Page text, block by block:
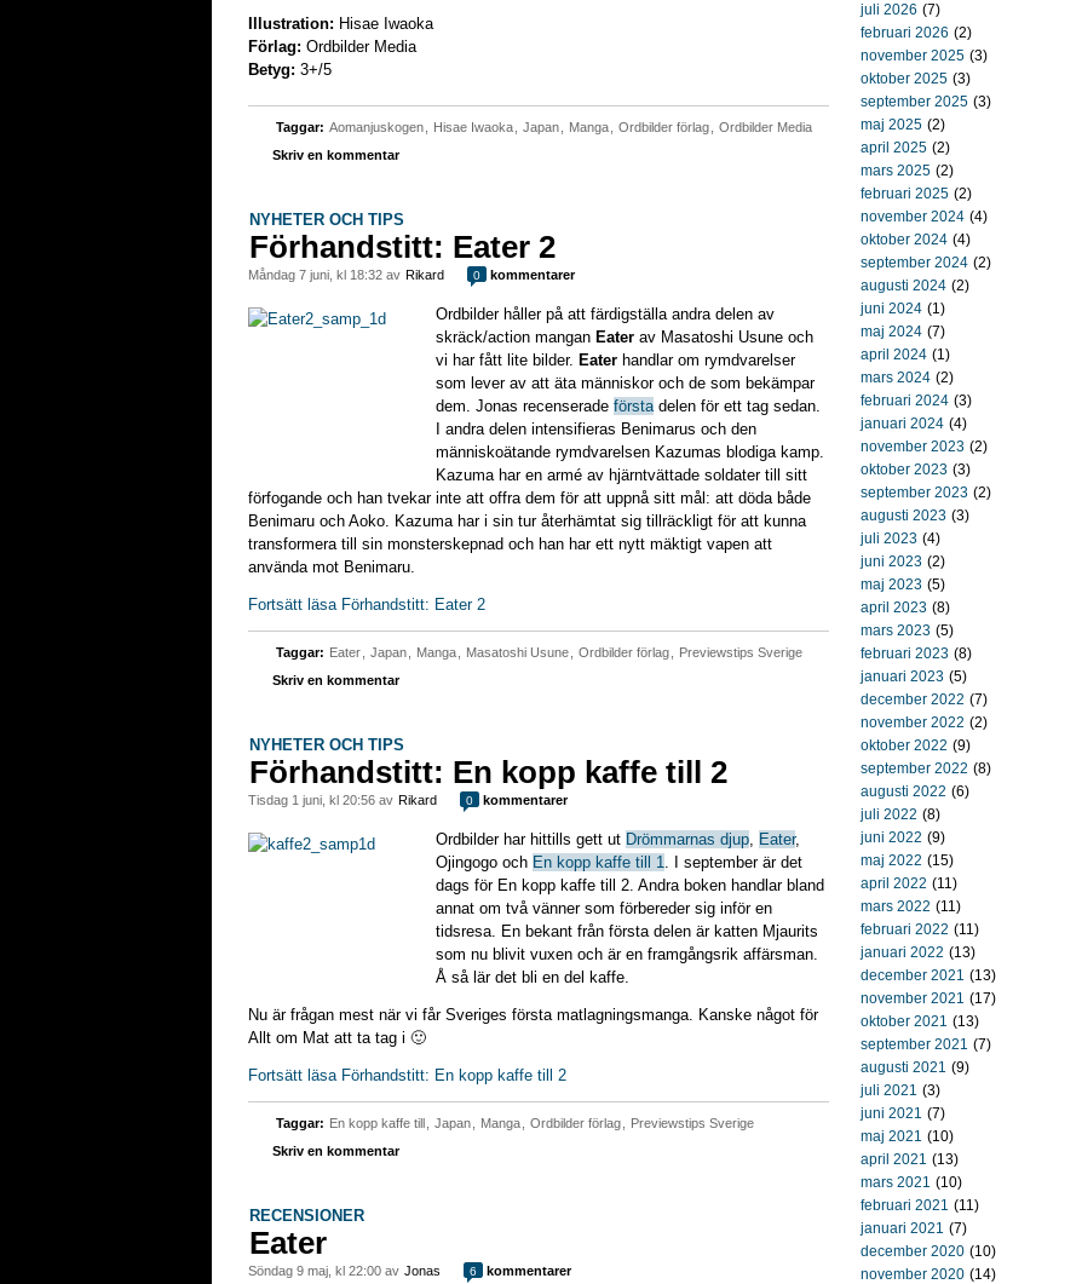
Illustration: Hisae Iwaoka
Förlag: Ordbilder Media
Betyg: 3+/5
Taggar: Aomanjuskogen Hisae Iwaoka Japan Manga Ordbilder förlag
Ordbilder Media
Skriv en kommentar
NYHETER OCH TIPS
Förhandstitt: Eater 2
måndag 7 juni, kl 18:32 av Rikard 0 kommentarer
Ordbilder håller på att färdigställa andra delen av
skräck/action mangan Eater av Masatoshi Usune och
vi har fått lite bilder. Eater handlar om rymdvarelser
som lever av att äta människor och de som bekämpar
dem. Jonas recenserade förstadelen för ett tag sedan.
I andra delen intensifieras Benimarus och den
människoätande rymdvarelsen Kazumas blodiga kamp.
Kazuma har en armé av hjärntvättade soldater till sitt
förfogande och han tvekar inte att offra dem för att uppnå sitt mål: att döda både
Benimaru och Aoko. Kazuma har i sin tur återhämtat sig tillräckligt för att kunna
transformera till sin monsterskepnad och han har ett nytt mäktigt vapen att
använda mot Benimaru.
Fortsätt läsa Förhandstitt: Eater 2
Taggar: Eater Japan Manga Masatoshi Usune Ordbilder förlag
Previewstips Sverige
Skriv en kommentar
NYHETER OCH TIPS
Förhandstitt: En kopp kaffe till 2
tisdag 1 juni, kl 20:56 av Rikard 0 kommentarer
Ordbilder har hittills gett ut Drömmarnas djup, Eater,
Ojingogo och En kopp kaffe till 1. I september är det
dags för En kopp kaffe till 2. Andra boken handlar bland
annat om två vänner som förbereder sig inför en
tidsresa. En bekant från första delen är katten Mjaurits
som nu blivit vuxen och är en framgångsrik affärsman.
Å så lär det bli en del kaffe.
Nu är frågan mest när vi får Sveriges första matlagningsmanga. Kanske något för
Allt om Mat att ta tag i 🙂
Fortsätt läsa Förhandstitt: En kopp kaffe till 2
Taggar: En kopp kaffe till Japan Manga Ordbilder förlag
Previewstips Sverige
Skriv en kommentar
RECENSIONER
Eater
söndag 9 maj, kl 22:00 av Jonas 6 kommentarer
juli 2026 (7)
februari 2026 (2)
november 2025 (3)
oktober 2025 (3)
september 2025 (3)
maj 2025 (2)
april 2025 (2)
mars 2025 (2)
februari 2025 (2)
november 2024 (4)
oktober 2024 (4)
september 2024 (2)
augusti 2024 (2)
juni 2024 (1)
maj 2024 (7)
april 2024 (1)
mars 2024 (2)
februari 2024 (3)
januari 2024 (4)
november 2023 (2)
oktober 2023 (3)
september 2023 (2)
augusti 2023 (3)
juli 2023 (4)
juni 2023 (2)
maj 2023 (5)
april 2023 (8)
mars 2023 (5)
februari 2023 (8)
januari 2023 (5)
december 2022 (7)
november 2022 (2)
oktober 2022 (9)
september 2022 (8)
augusti 2022 (6)
juli 2022 (8)
juni 2022 (9)
maj 2022 (15)
april 2022 (11)
mars 2022 (11)
februari 2022 (11)
januari 2022 (13)
december 2021 (13)
november 2021 (17)
oktober 2021 (13)
september 2021 (7)
augusti 2021 (9)
juli 2021 (3)
juni 2021 (7)
maj 2021 (10)
april 2021 (13)
mars 2021 (10)
februari 2021 (11)
januari 2021 (7)
december 2020 (10)
november 2020 (14)